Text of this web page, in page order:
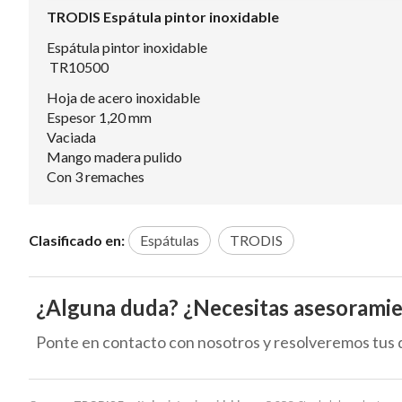
TRODIS Espátula pintor inoxidable
Espátula pintor inoxidable
TR10500
Hoja de acero inoxidable
Espesor 1,20 mm
Vaciada
Mango madera pulido
Con 3 remaches
Clasificado en: Espátulas TRODIS
¿Alguna duda? ¿Necesitas
Ponte en contacto con nosotros y resolveremos tus